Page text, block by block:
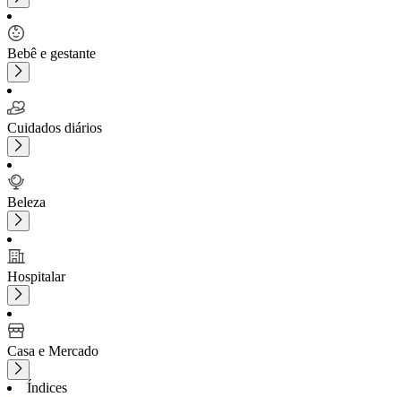
Bebê e gestante
Cuidados diários
Beleza
Hospitalar
Casa e Mercado
Índices